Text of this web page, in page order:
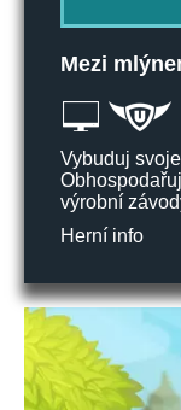
Mezi
Vybuduj
výrobní
Herní info